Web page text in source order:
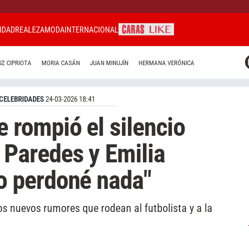
REALEZAMODAINTERNACIONAL
CIPRIOTA MORIA CASÁN JUAN MINUJÍN HERMANA VERÓNICA
24-03-2026 18:41
rompió el silencio
y Emilia
perdoné nada"
nuevos rumores que rodean al futbolista y a la